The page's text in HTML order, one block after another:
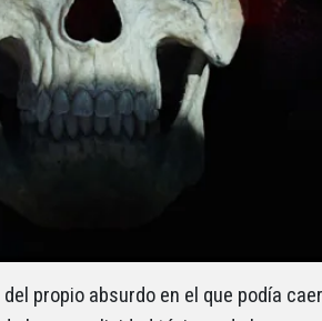
propio absurdo en el que podía